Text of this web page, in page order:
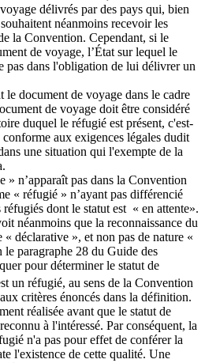
délivrés par des pays qui, bien
néanmoins recevoir les
la Convention. Cependant, si le
de voyage, l’État sur lequel le
pas dans l'obligation de lui délivrer un
document de voyage dans le cadre
de voyage doit être considéré
duquel le réfugié est présent, c'est-
aux exigences légales dudit
une situation qui l'exempte de la
» n’apparaît pas dans la Convention
« réfugié » n’ayant pas différencié
dont le statut est « en attente».
néanmoins que la reconnaissance du
« déclarative », et non pas de nature «
paragraphe 28 du Guide des
pour déterminer le statut de
un réfugié, au sens de la Convention
critères énoncés dans la définition.
réalisée avant que le statut de
à l'intéressé. Par conséquent, la
n'a pas pour effet de conférer la
l'existence de cette qualité. Une